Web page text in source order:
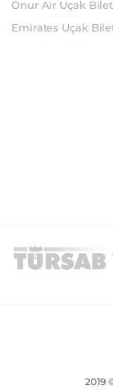
Onur Air Uçak
Emirates Uçak
2019